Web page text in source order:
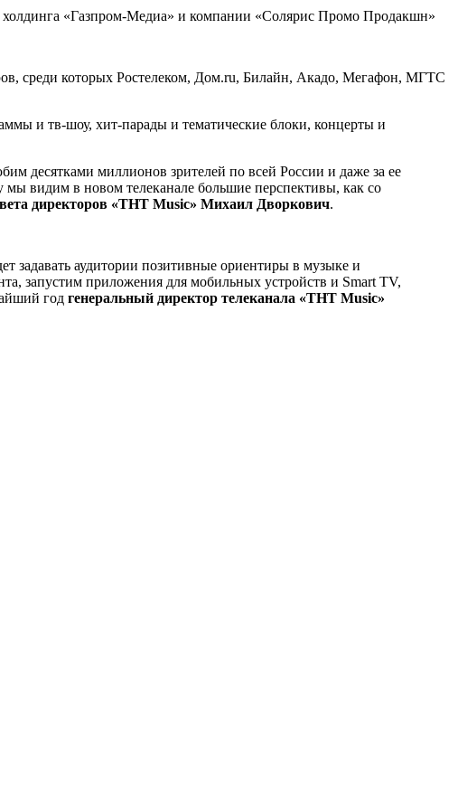
«Газпром-Медиа» и компании «Соляриc Промо Продакшн»
среди которых Ростелеком, Дом.ru, Билайн, Акадо, Мегафон, МГТС
и тв-шоу, хит-парады и тематические блоки, концерты и
десятками миллионов зрителей по всей России и даже за ее
видим в новом телеканале большие перспективы, как со
директоров «ТНТ Music» Михаил Дворкович.
задавать аудитории позитивные ориентиры в музыке и
запустим приложения для мобильных устройств и Smart TV,
год генеральный директор телеканала «ТНТ Music»